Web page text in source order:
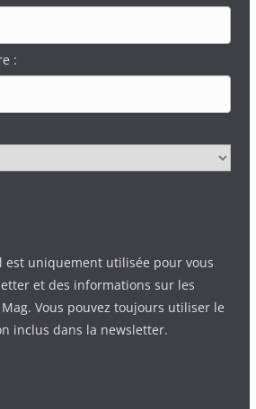
:
est uniquement utilisée pour vous
et des informations sur les
Vous pouvez toujours utiliser le
inclus dans la newsletter.